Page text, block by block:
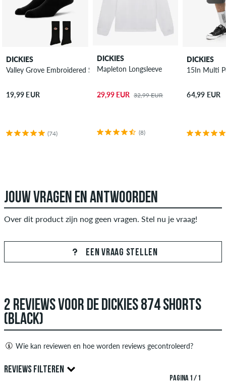
DICKIES
Valley Grove Embroidered Sokken 3 Pack
19,99 EUR
(74)
DICKIES
Mapleton Longsleeve
29,99 EUR 32,99 EUR
(8)
DICKIES
15In Multi
64,99 EUR
JOUW VRAGEN EN ANTWOORDEN
Over dit product zijn nog geen vragen. Stel nu je vraag!
EEN VRAAG STELLEN
2 REVIEWS VOOR DE DICKIES 874 SHORTS
(BLACK)
Wie kan reviewen en hoe worden reviews gecontroleerd?
Alleen mensen met een skatedeluxe klant account kunnen
reviews aanmaken. Ze worden gepubliceerd na onze controle.
REVIEWS FILTEREN
PAGINA 1 / 1